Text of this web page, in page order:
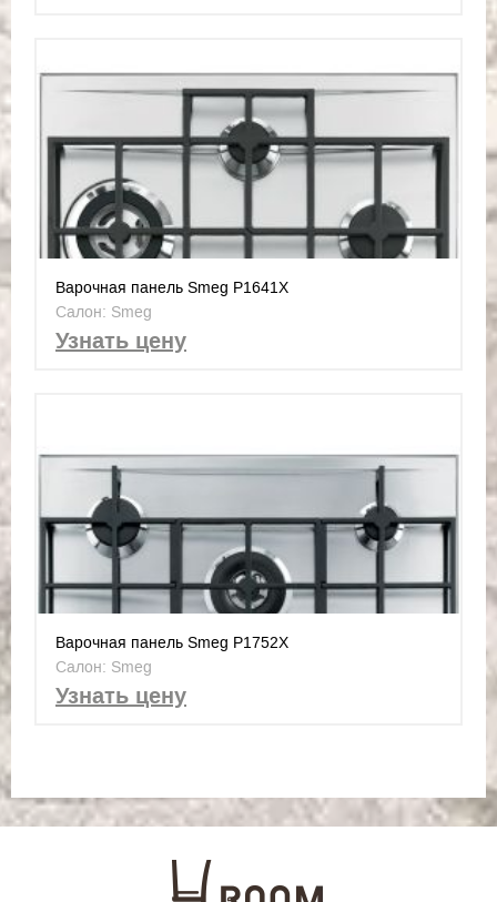
Варочная панель Smeg P1641X
Салон: Smeg
Узнать цену
Варочная панель Smeg P1752X
Салон: Smeg
Узнать цену